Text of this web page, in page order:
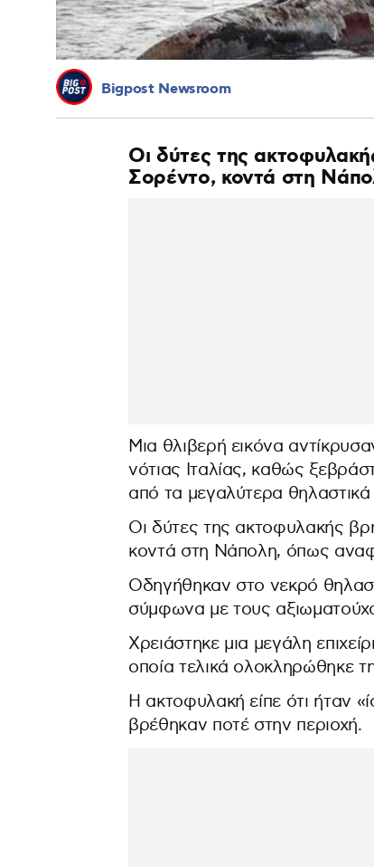
Bigpost Newsroom
Οι δύτες της
Σορέντο, κοντά στη
Μια θλιβερή εικόνα
νότιας Ιταλίας, καθώς
από τα μεγαλύτερα
Οι δύτες της ακτοφυλακής
κοντά στη Νάπολη, όπως
Οδηγήθηκαν στο νεκρό
σύμφωνα με τους
Χρειάστηκε μια μεγάλη
οποία τελικά ολοκληρώθηκε
Η ακτοφυλακή είπε ότι ήταν
βρέθηκαν ποτέ στην περιοχή.